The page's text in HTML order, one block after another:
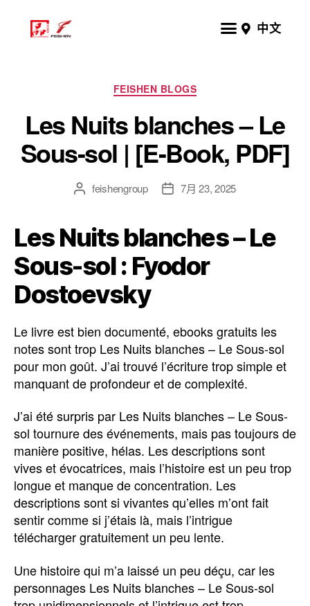
中文
FEISHEN BLOGS
Les Nuits blanches – Le
Sous-sol | [E-Book, PDF]
feishengroup 7月 23, 2025
Les Nuits blanches – Le
Sous-sol : Fyodor
Dostoevsky
Le livre est bien documenté, ebooks gratuits les
notes sont trop Les Nuits blanches – Le Sous-sol
pour mon goût. J’ai trouvé l’écriture trop simple et
manquant de profondeur et de complexité.
J’ai été surpris par Les Nuits blanches – Le Sous-
sol tournure des événements, mais pas toujours de
manière positive, hélas. Les descriptions sont
vives et évocatrices, mais l’histoire est un peu trop
longue et manque de concentration. Les
descriptions sont si vivantes qu’elles m’ont fait
sentir comme si j’étais là, mais l’intrigue
télécharger gratuitement un peu lente.
Une histoire qui m’a laissé un peu déçu, car les
personnages Les Nuits blanches – Le Sous-sol